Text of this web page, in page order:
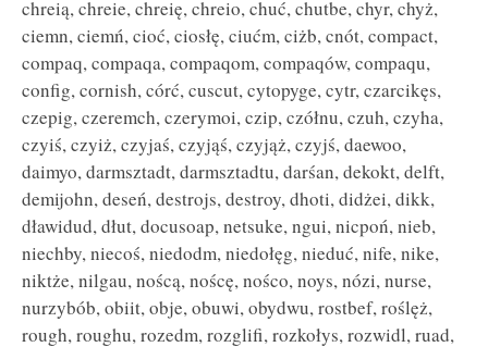
chreią, chreie, chreię, chreio, chuć, chutbe, chyr, chyż,
ciemn, ciemń, cioć, ciosłę, ciućm, ciżb, cnót, compact,
compaq, compaqa, compaqom, compaqów, compaqu,
config, cornish, córć, cuscut, cytopyge, cytr, czarcikęs,
czepig, czeremch, czerymoi, czip, czółnu, czuh, czyha,
czyiś, czyiż, czyjaś, czyjąś, czyjąż, czyjś, daewoo,
daimyo, darmsztadt, darmsztadtu, darśan, dekokt, delft,
demijohn, deseń, destrojs, destroy, dhoti, didżei, dikk,
dławidud, dłut, docusoap, netsuke, ngui, nicpoń, nieb,
niechby, niecoś, niedodm, niedołęg, nieduć, nife, nike,
niktże, nilgau, noścą, noścę, nośco, noys, nózi, nurse,
nurzybób, obiit, obje, obuwi, obydwu, rostbef, roślęż,
rough, roughu, rozedm, rozglifi, rozkołys, rozwidl, ruad,